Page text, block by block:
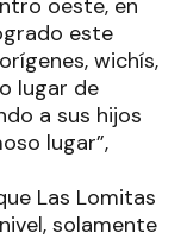
oeste, en
este
wichís,
lugar de
a sus hijos
lugar”,
Las Lomitas
solamente